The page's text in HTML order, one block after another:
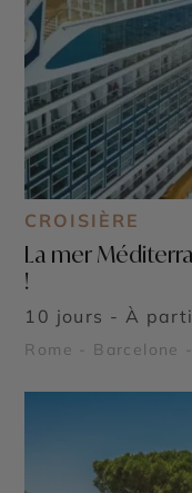
CROISIÈRE
La mer
!
10 jours - À
Rome - Barcelone